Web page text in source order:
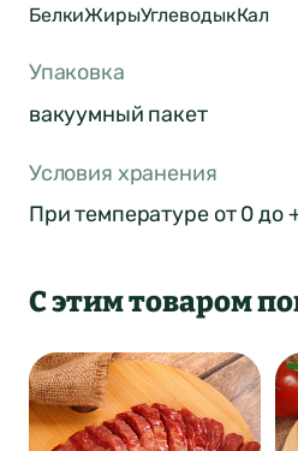
БелкиЖирыУглеводыкКал
Упаковка
вакуумный пакет
Условия хранения
При температуре от 0 до
С этим товаром